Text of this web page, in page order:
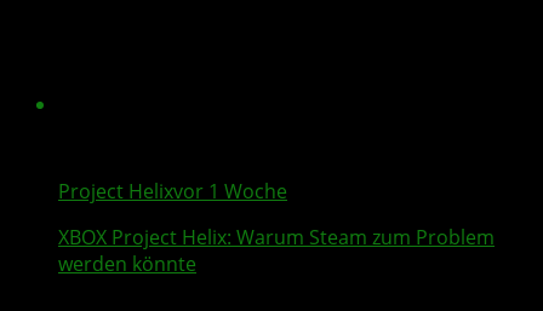
Project Helixvor 1 Woche
XBOX Project Helix: Warum Steam zum Problem
werden könnte